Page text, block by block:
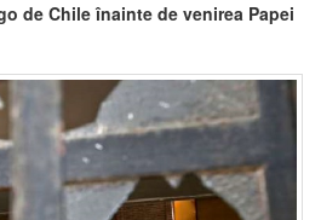
de Chile înainte de venirea Papei